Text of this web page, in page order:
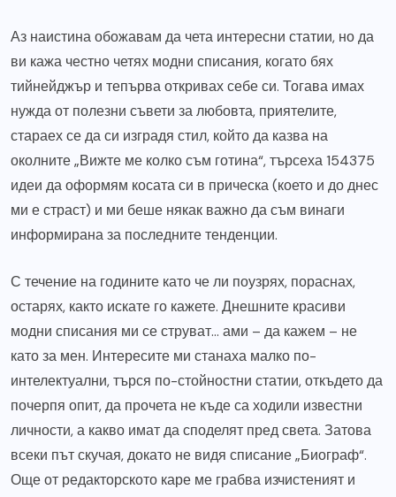
Аз наистина обожавам да чета интересни статии, но да
ви кажа честно четях модни списания, когато бях
тийнейджър и тепърва откривах себе си. Тогава имах
нужда от полезни съвети за любовта, приятелите,
стараех се да си изградя стил, който да казва на
околните „Вижте ме колко съм готина“, търсеха 154375
идеи да оформям косата си в прическа (което и до днес
ми е страст) и ми беше някак важно да съм винаги
информирана за последните тенденции.
С течение на годините като че ли поузрях, пораснах,
остарях, както искате го кажете. Днешните красиви
модни списания ми се струват… ами – да кажем – не
като за мен. Интересите ми станаха малко по-
интелектуални, търся по-стойностни статии, откъдето да
почерпя опит, да прочета не къде са ходили известни
личности, а какво имат да споделят пред света. Затова
всеки път скучая, докато не видя списание „Биограф“.
Още от редакторското каре ме грабва изчистеният и